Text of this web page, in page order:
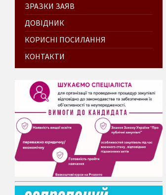
ЗРАЗКИ ЗАЯВ
ДОВІДНИК
КОРИСНІ ПОСИЛАННЯ
КОНТАКТИ